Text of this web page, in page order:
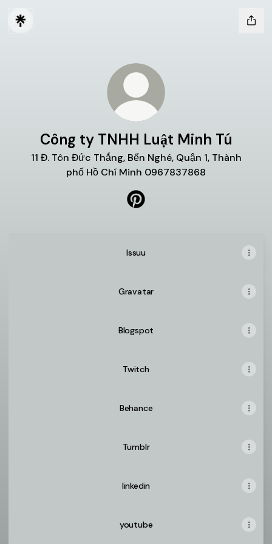
Công ty TNHH Luật Minh Tú
11 Đ. Tôn Đức Thắng, Bến Nghé, Quận 1, Thành
phố Hồ Chí Minh 0967837868
Issuu
Gravatar
Blogspot
Twitch
Behance
Tumblr
linkedin
youtube